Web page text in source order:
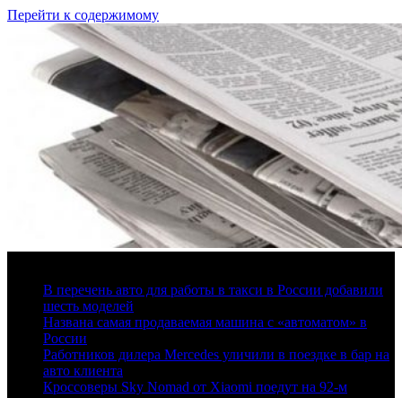
Перейти к содержимому
В перечень авто для работы в такси в России добавили
шесть моделей
Названа самая продаваемая машина с «автоматом» в
России
Работников дилера Mercedes уличили в поездке в бар на
авто клиента
Кроссоверы Sky Nomad от Xiaomi поедут на 92-м